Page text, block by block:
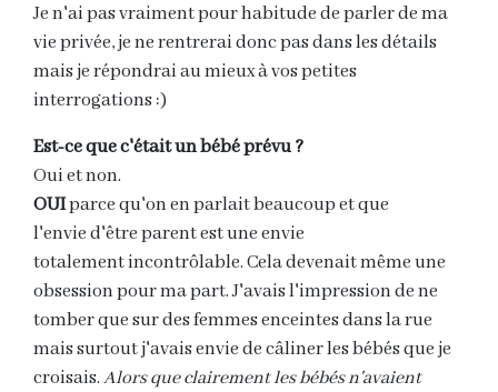
Je n'ai pas vraiment pour habitude de parler de ma
vie privée, je ne rentrerai donc pas dans les détails
mais je répondrai au mieux à vos petites
interrogations :)
Est-ce que c'était un bébé prévu ?
Oui et non.
OUIparce qu'on en parlait beaucoup et que
l'envie d'être parent est une envie
totalement incontrôlable. Cela devenait même une
obsession pour ma part. J'avais l'impression de ne
tomber que sur des femmes enceintes dans la rue
mais surtout j'avais envie de câliner les bébés que je
croisais.Alors que clairement les bébés n'avaient